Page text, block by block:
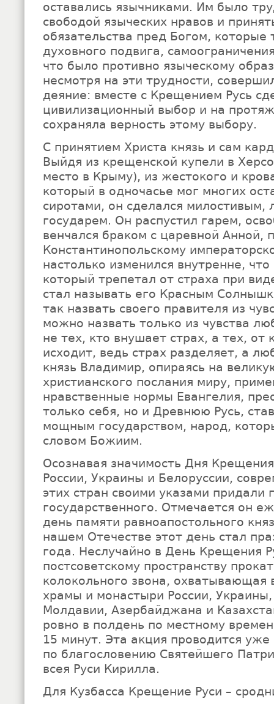
оставались язычниками. Им было
свободой языческих нравов и
обязательства пред Богом, которые
духовного подвига,
что было противно языческому
несмотря на эти трудности,
деяние: вместе с Крещением Русь
цивилизационный выбор и на
сохраняла верность этому выбору.
С принятием Христа князь и сам
Выйдя из крещенской купели в
место в Крыму), из жестокого и
который в одночасье мог многих
сиротами, он сделался
государем. Он распустил гарем,
венчался браком с царевной Анной,
Константинопольскому
настолько изменился внутренне,
который трепетал от страха при
стал называть его Красным
так назвать своего правителя из
можно назвать только из чувства
не тех, кто внушает страх, а тех, от
исходит, ведь страх разделяет, а
князь Владимир, опираясь на
христианского послания миру,
нравственные нормы Евангелия,
только себя, но и Древнюю Русь,
мощным государством, народ,
словом Божиим.
Осознавая значимость Дня
России, Украины и Белоруссии,
этих стран своими указами придали
государственного. Отмечается он
день памяти равноапостольного
нашем Отечестве этот день стал
года. Неслучайно в День Крещения
постсоветскому пространству
колокольного звона, охватывающая
храмы и монастыри России,
Молдавии, Азербайджана и
ровно в полдень по местному
15 минут. Эта акция проводится
по благословению Святейшего
всея Руси Кирилла.
Для Кузбасса Крещение Руси –